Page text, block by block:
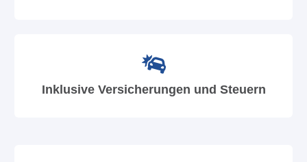
Inklusive Versicherungen und Steuern